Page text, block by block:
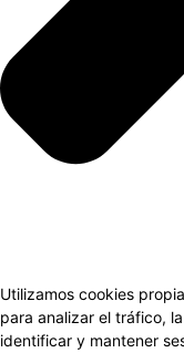
Utilizamos cookies
para analizar el tráfico,
identificar y mantener